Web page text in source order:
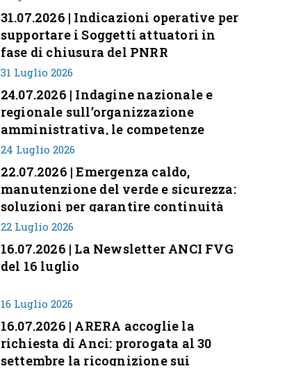
31.07.2026 | Indicazioni operative per
supportare i Soggetti attuatori in
fase di chiusura del PNRR
31 Luglio 2026
24.07.2026 | Indagine nazionale e
regionale sull’organizzazione
amministrativa, le competenze
professionali e i modelli di gestione
nei piccoli Comuni italiani
24 Luglio 2026
22.07.2026 | Emergenza caldo,
manutenzione del verde e sicurezza:
soluzioni per garantire continuità
servizi
22 Luglio 2026
16.07.2026 | La Newsletter ANCI FVG
del 16 luglio
16 Luglio 2026
16.07.2026 | ARERA accoglie la
richiesta di Anci: prorogata al 30
settembre la ricognizione sui